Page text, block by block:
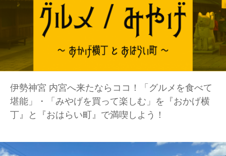
伊勢神宮 内宮へ来たならココ！「グルメを食べて
堪能」・「みやげを買って楽しむ」を『おかげ横
丁』と『おはらい町』で満喫しよう！